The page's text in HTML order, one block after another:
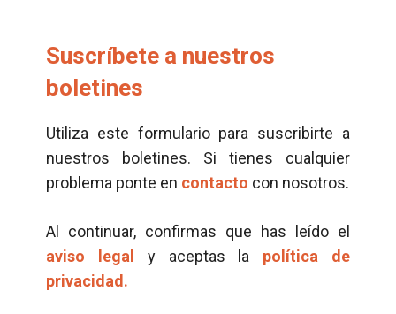
Suscríbete a nuestros
boletines
Utiliza este formulario para suscribirte a
nuestros boletines. Si tienes cualquier
problema ponte en contacto con nosotros.
Al continuar, confirmas que has leído el
aviso legal
y aceptas la política de
privacidad.